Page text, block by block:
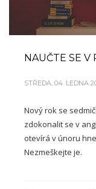
NAUČTE SE V
STŘEDA, 04. LEDNA
Nový rok se
zdokonalit se v
otevírá v únoru
Nezmeškejte je.